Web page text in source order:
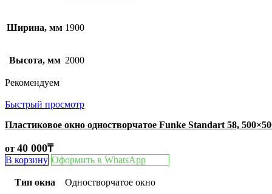
Ширина, мм 1900
Высота, мм 2000
Рекомендуем
Быстрый просмотр
Пластиковое окно одностворчатое Funke Standart 58,
от 40 000₸
В корзину Оформить в WhatsApp
Тип окна Одностворчатое окно